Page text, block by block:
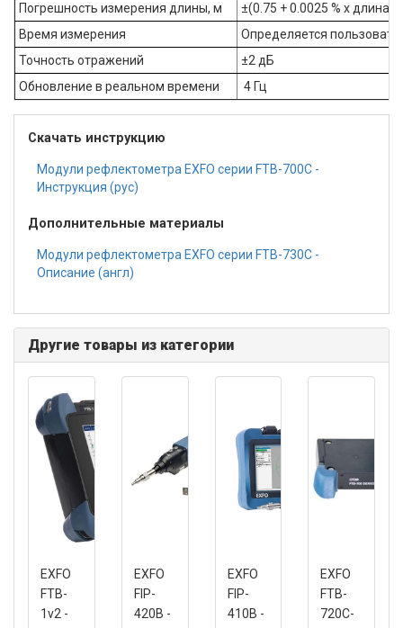
Погрешность измерения длины, м
±(0.75 + 0.0025 % x длина
Время измерения
Определяется
Точность отражений
±2 дБ
Обновление в реальном времени
4 Гц
Скачать инструкцию
Модули рефлектометра EXFO серии FTB-700C -
Инструкция (рус)
Дополнительные материалы
Модули рефлектометра EXFO серии FTB-730C -
Описание (англ)
Другие товары из категории
EXFO
FTB-
1v2 -
EXFO
FIP-
420B -
EXFO
FIP-
410B -
EXFO
FTB-
720C-